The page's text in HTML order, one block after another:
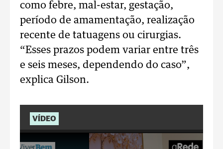
como febre, mal-estar, gestação,
período de amamentação, realização
recente de tatuagens ou cirurgias.
“Esses prazos podem variar entre três
e seis meses, dependendo do caso”,
explica Gilson.
VÍDEO